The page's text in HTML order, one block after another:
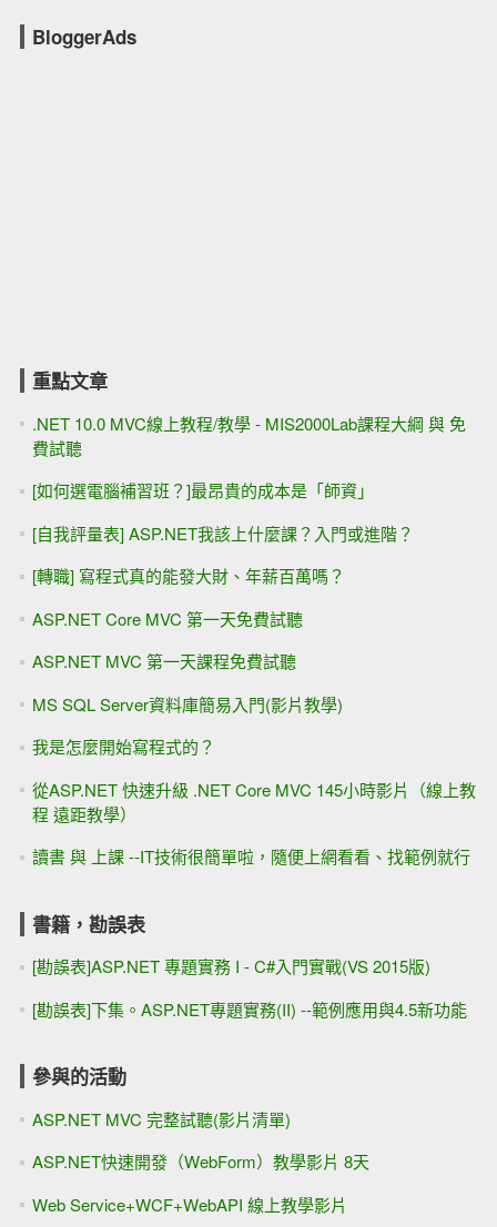
BloggerAds
重點文章
.NET 10.0 MVC線上教程/教學 - MIS2000Lab課程大綱 與 免
費試聽
[如何選電腦補習班？]最昂貴的成本是「師資」
[自我評量表] ASP.NET我該上什麼課？入門或進階？
[轉職] 寫程式真的能發大財、年薪百萬嗎？
ASP.NET Core MVC 第一天免費試聽
ASP.NET MVC 第一天課程免費試聽
MS SQL Server資料庫簡易入門(影片教學)
我是怎麼開始寫程式的？
從ASP.NET 快速升級 .NET Core MVC 145小時影片（線上教
程 遠距教學）
讀書 與 上課 --IT技術很簡單啦，隨便上網看看、找範例就行
書籍，勘誤表
[勘誤表]ASP.NET 專題實務 I - C#入門實戰(VS 2015版)
[勘誤表]下集。ASP.NET專題實務(II) --範例應用與4.5新功能
參與的活動
ASP.NET MVC 完整試聽(影片清單)
ASP.NET快速開發（WebForm）教學影片 8天
Web Service+WCF+WebAPI 線上教學影片